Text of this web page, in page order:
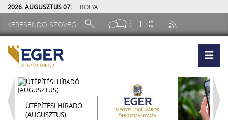
2026. AUGUSZTUS 07. | IBOLYA
ÚTÉPÍTÉSI HÍRADÓ
(AUGUSZTUS)